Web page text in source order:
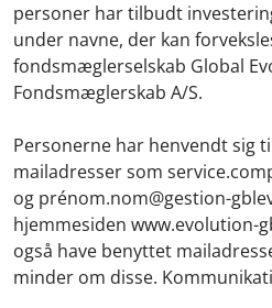
personer har tilbudt
under navne, der kan
fondsmæglerselskab Global
Fondsmæglerskab A/S.
Personerne har henvendt sig
mailadresser som
og prénom.nom@gestion-
hjemmesiden www.evolution-
også have benyttet
minder om disse.